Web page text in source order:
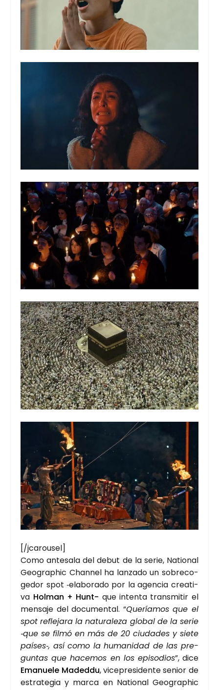
[/jcarousel]
Como ante­sa­la del debut de la serie, Natio­nal
Geo­graphic Chan­nel ha lan­za­do un sobre­co­
ge­dor spot ‑ela­bo­ra­do por la agen­cia crea­ti­
va Hol­man + Hunt- que inten­ta trans­mi­tir el
men­sa­je del docu­men­tal. “Que­ría­mos que el
spot refle­ja­ra la natu­ra­le­za glo­bal de la serie
‑que se fil­mó en más de 20 ciu­da­des y sie­te
países‑, así como la huma­ni­dad de las pre­
gun­tas que hace­mos en los epi­so­dios”, dice
Ema­nue­le Maded­du, vice­pre­si­den­te senior de
estra­te­gia y mar­ca en Natio­nal Geo­graphic